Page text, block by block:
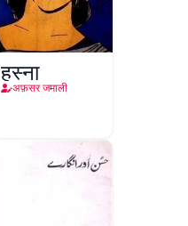
हुस्ना
अफ़सर जमाली